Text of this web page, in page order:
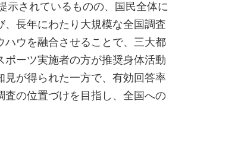
示されているものの、国民全体に
長年にわたり大規模な全国調査
ウを融合させることで、三大都
ーツ実施者の方が推奨身体活動
が得られた一方で、有効回答率
の位置づけを目指し、全国への